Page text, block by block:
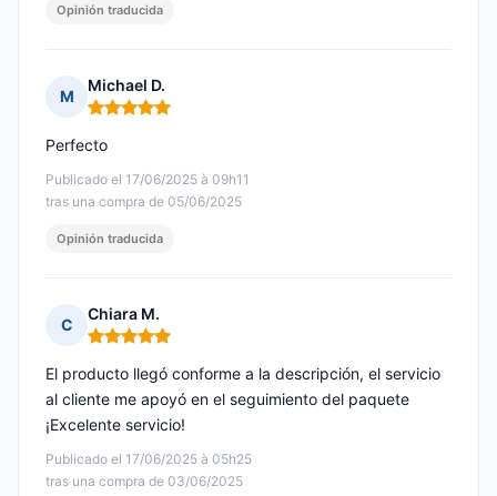
Opinión traducida
M
Michael D.
Nota: 5 de 5
Publicado el 17/06/2025 à 09h11
tras una compra de 05/06/2025
Perfecto
Opinión traducida
C
Chiara M.
Nota: 5 de 5
Publicado el 17/06/2025 à 05h25
tras una compra de 03/06/2025
El producto llegó conforme a la descripción, el servicio
al cliente me apoyó en el seguimiento del paquete
¡Excelente servicio!